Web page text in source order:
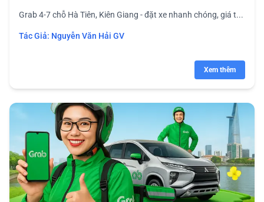
Grab 4-7 chỗ Hà Tiên, Kiên Giang - đặt xe nhanh chóng, giá t...
Tác Giả: Nguyễn Văn Hải GV
Xem thêm